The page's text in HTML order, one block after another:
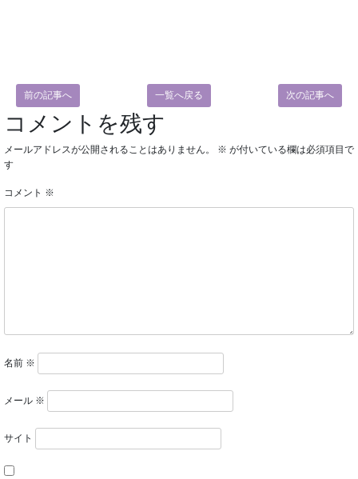
前の記事へ 一覧へ戻る 次の記事へ
コメントを残す
メールアドレスが公開されることはありません。 ※ が付いている欄は必須項目で
す
コメント ※
名前 ※
メール ※
サイト